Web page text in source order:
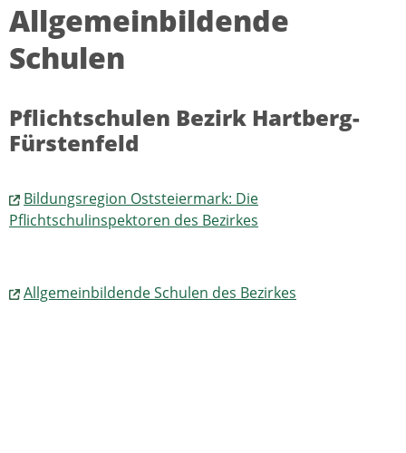
Allgemeinbildende
Schulen
Pflichtschulen Bezirk Hartberg-
Fürstenfeld
Bildungsregion Oststeiermark: Die
Pflichtschulinspektoren des Bezirkes
Allgemeinbildende Schulen des Bezirkes